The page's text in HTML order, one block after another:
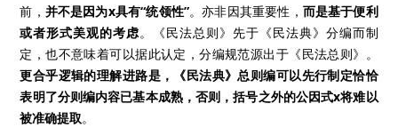
前， 并不是因为x具有“统领性”。亦非因其重要性， 而是基于便利
或者形式美观的考虑。《民法总则》先于《民法典》分编而制
定，也不意味着可以据此认定，分编规范源出于《民法总则》。
更合乎逻辑的理解进路是，《民法典》总则编可以先行制定恰恰
表明了分则编内容已基本成熟，否则，括号之外的公因式x将难以
被准确提取。